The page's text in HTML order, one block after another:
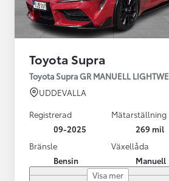
Från 599 900 kr
Toyota Supra
Toyota Supra GR MANUELL
UDDEVALLA
Registrerad
09-2025
Mätarställning
269 mil
Bränsle
Bensin
Växellåda
Manuell
Visa mer